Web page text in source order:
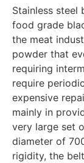
Stainless steel
food grade
the meat
powder that
requiring
require
expensive
mainly in
very large set
diameter of
rigidity, the